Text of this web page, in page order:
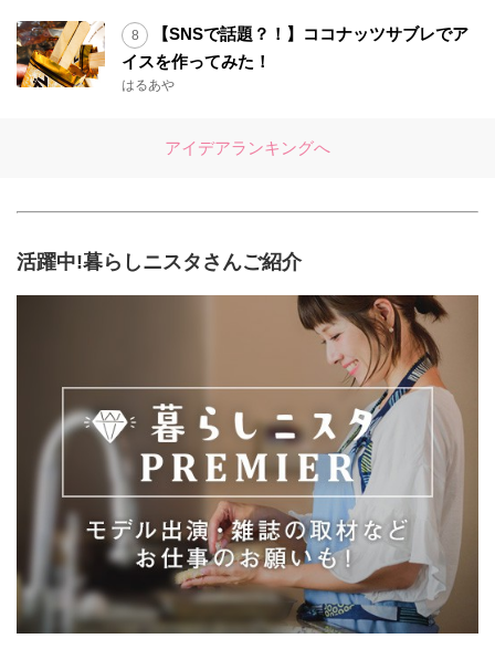
【SNSで話題？！】ココナッツサブレでア
イスを作ってみた！
はるあや
アイデアランキングへ
活躍中!暮らしニスタさんご紹介